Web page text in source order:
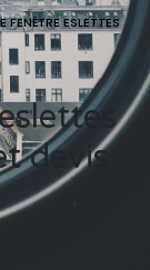
FENÊTRE ESLETTES
devis